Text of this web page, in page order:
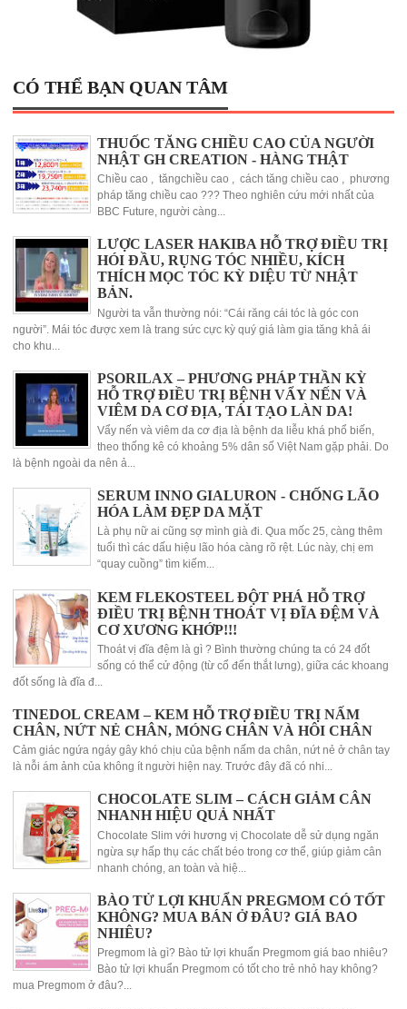
CÓ THỂ BẠN QUAN TÂM
THUỐC TĂNG CHIỀU CAO CỦA NGƯỜI
NHẬT GH CREATION - HÀNG THẬT
Chiều cao , tăngchiều cao , cách tăng chiều cao , phương
pháp tăng chiều cao ??? Theo nghiên cứu mới nhất của
BBC Future, người càng...
LƯỢC LASER HAKIBA HỖ TRỢ ĐIỀU TRỊ
HÓI ĐẦU, RỤNG TÓC NHIỀU, KÍCH
THÍCH MỌC TÓC KỲ DIỆU TỪ NHẬT
BẢN.
Người ta vẫn thường nói: “Cái răng cái tóc là góc con
người”. Mái tóc được xem là trang sức cực kỳ quý giá làm gia tăng khả ái
cho khu...
PSORILAX – PHƯƠNG PHÁP THẦN KỲ
HỖ TRỢ ĐIỀU TRỊ BỆNH VẨY NẾN VÀ
VIÊM DA CƠ ĐỊA, TÁI TẠO LÀN DA!
Vẩy nến và viêm da cơ địa là bệnh da liễu khá phổ biến,
theo thống kê có khoảng 5% dân số Việt Nam gặp phải. Do
là bệnh ngoài da nên ả...
SERUM INNO GIALURON - CHỐNG LÃO
HÓA LÀM ĐẸP DA MẶT
Là phụ nữ ai cũng sợ mình già đi. Qua mốc 25, càng thêm
tuổi thì các dấu hiệu lão hóa càng rõ rệt. Lúc này, chị em
“quay cuồng” tìm kiếm...
KEM FLEKOSTEEL ĐỘT PHÁ HỖ TRỢ
ĐIỀU TRỊ BỆNH THOÁT VỊ ĐĨA ĐỆM VÀ
CƠ XƯƠNG KHỚP!!!
Thoát vị đĩa đệm là gì ? Bình thường chúng ta có 24 đốt
sống có thể cử động (từ cổ đến thắt lưng), giữa các khoang
đốt sống là đĩa đ...
TINEDOL CREAM – KEM HỖ TRỢ ĐIỀU TRỊ NẤM
CHÂN, NỨT NẺ CHÂN, MÓNG CHÂN VÀ HÔI CHÂN
Cảm giác ngứa ngáy gây khó chịu của bệnh nấm da chân, nứt nẻ ở chân tay
là nỗi ám ảnh của không ít người hiện nay. Trước đây đã có nhi...
CHOCOLATE SLIM – CÁCH GIẢM CÂN
NHANH HIỆU QUẢ NHẤT
Chocolate Slim với hương vị Chocolate dễ sử dụng ngăn
ngừa sự hấp thụ các chất béo trong cơ thể, giúp giảm cân
nhanh chóng, an toàn và hiệ...
BÀO TỬ LỢI KHUẨN PREGMOM CÓ TỐT
KHÔNG? MUA BÁN Ở ĐÂU? GIÁ BAO
NHIÊU?
Pregmom là gì? Bào tử lợi khuẩn Pregmom giá bao nhiêu?
Bào tử lợi khuẩn Pregmom có tốt cho trẻ nhỏ hay không?
mua Pregmom ở đâu?...